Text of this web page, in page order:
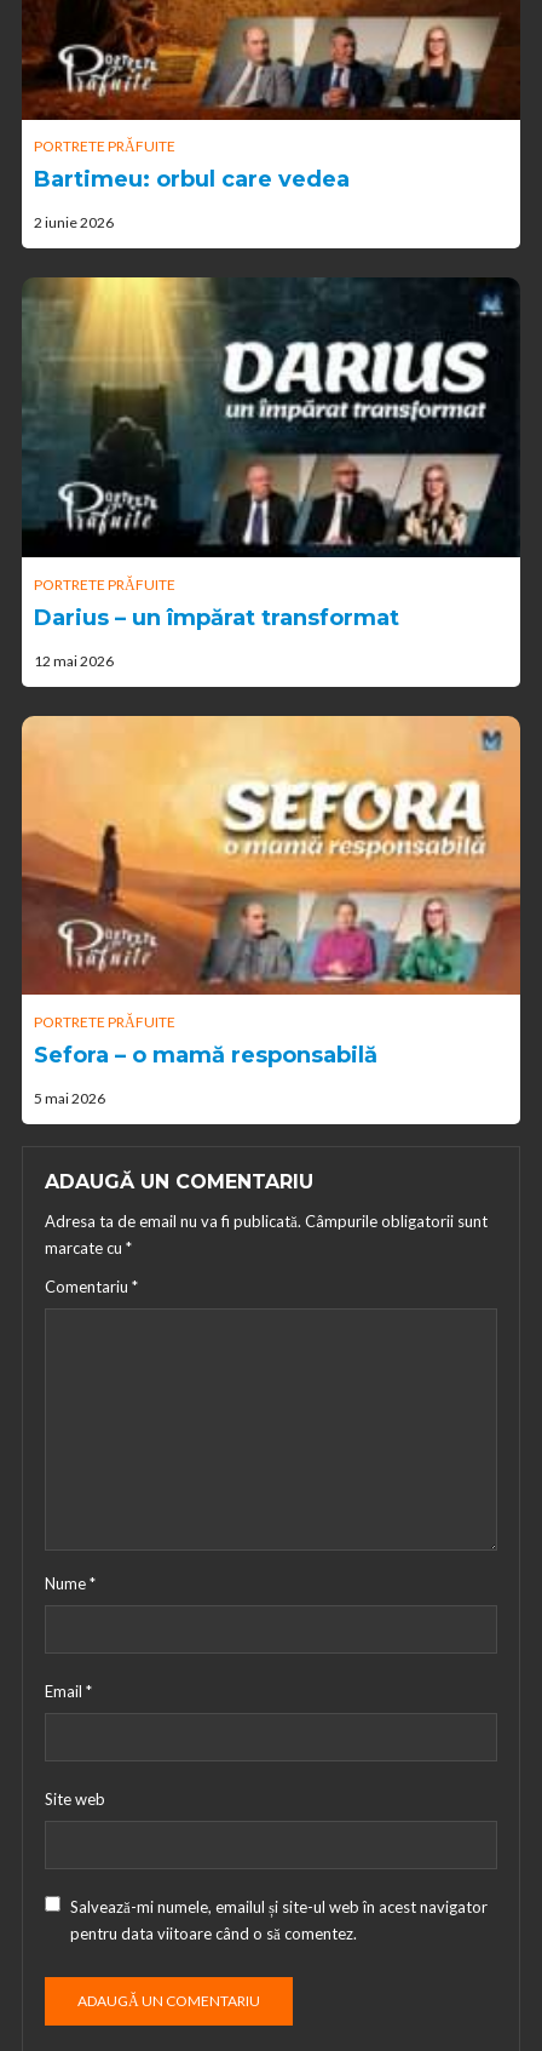
PORTRETE PRĂFUITE
Bartimeu: orbul care vedea
2 iunie 2026
PORTRETE PRĂFUITE
Darius – un împărat transformat
12 mai 2026
PORTRETE PRĂFUITE
Sefora – o mamă responsabilă
5 mai 2026
ADAUGĂ UN COMENTARIU
Adresa ta de email nu va fi publicată. Câmpurile obligatorii sunt
marcate cu *
Comentariu *
Nume*
Email *
Site web
Salvează-mi numele, emailul și site-ul web în acest navigator
pentru data viitoare când o să comentez.